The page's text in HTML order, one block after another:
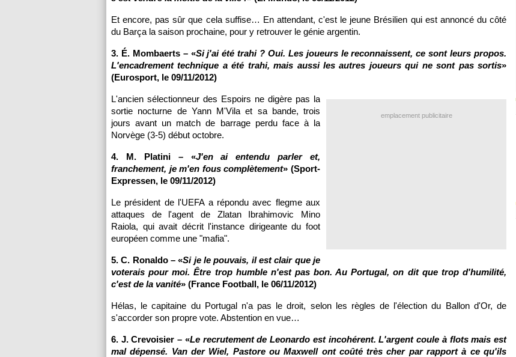
Et encore, pas sûr que cela suffise… En attendant, c'est le jeune Brésilien qui est annoncé du côté
du Barça la saison prochaine, pour y retrouver le génie argentin.
3. É. Mombaerts – «Si j'ai été trahi ? Oui. Les joueurs le reconnaissent, ce sont leurs propos.
L'encadrement technique a été trahi, mais aussi les autres joueurs qui ne sont pas sortis»
(Eurosport, le 09/11/2012)
emplacement publicitaire
L'ancien sélectionneur des Espoirs ne digère pas la
sortie nocturne de Yann M'Vila et sa bande, trois
jours avant un match de barrage perdu face à la
Norvège (3-5) début octobre.
4. M. Platini – «J'en ai entendu parler et,
franchement, je m'en fous complètement» (Sport-
Expressen, le 09/11/2012)
Le président de l'UEFA a répondu avec flegme aux
attaques de l'agent de Zlatan Ibrahimovic Mino
Raiola, qui avait décrit l'instance dirigeante du foot
européen comme une "mafia".
5. C. Ronaldo – «Si je le pouvais, il est clair que je
voterais pour moi. Être trop humble n'est pas bon. Au Portugal, on dit que trop d'humilité,
c'est de la vanité» (France Football, le 06/11/2012)
Hélas, le capitaine du Portugal n'a pas le droit, selon les règles de l'élection du Ballon d'Or, de
s'accorder son propre vote. Abstention en vue…
6. J. Crevoisier – «Le recrutement de Leonardo est incohérent. L'argent coule à flots mais est
mal dépensé. Van der Wiel, Pastore ou Maxwell ont coûté très cher par rapport à ce qu'ils